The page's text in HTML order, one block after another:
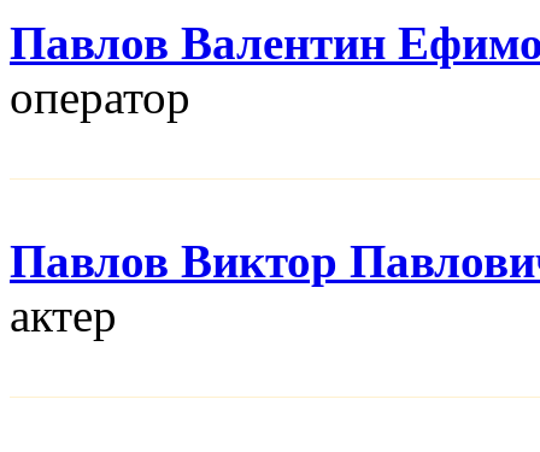
Павлов Валентин
оператор
Павлов Виктор
актер